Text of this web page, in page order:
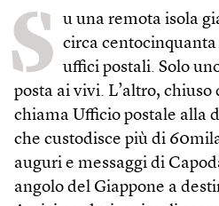
S u una remota isola
circa centocinquanta
uffici postali. Solo
posta ai vivi. L’altro, chiuso
chiama Ufficio postale alla
che custodisce più di
auguri e messaggi di
angolo del Giappone a